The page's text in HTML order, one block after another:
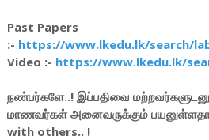
Past Papers
:- https://www.lkedu.lk/search/
Video :- https://www.lkedu.lk/
நண்பர்களே..! இப்பதிவை
மாணவர்கள் அனைவருக்கும்
with others.. !